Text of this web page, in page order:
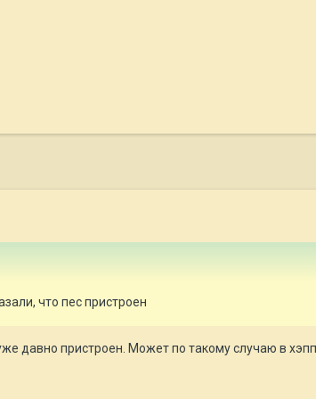
что пес пристроен
давно пристроен. Может по такому случаю в